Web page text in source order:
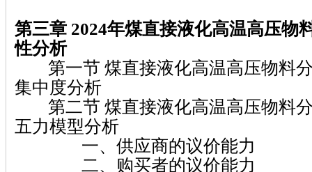
第三章 2024年煤直接液化高温高压物
性分析
第一节 煤直接液化高温高压物料
集中度分析
第二节 煤直接液化高温高压物料
五力模型分析
一、供应商的议价能力
二、购买者的议价能力